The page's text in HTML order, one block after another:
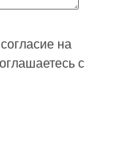
на
с